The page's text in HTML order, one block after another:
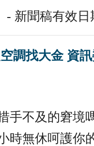
- 新聞稿有效日
調找大金 資
手不及的窘境
時無休呵護你